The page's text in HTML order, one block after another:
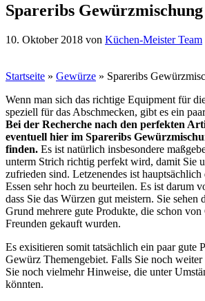
Spareribs
10. Oktober 2018 von Küchen-Meister Team
Startseite » Gewürze » Spareribs
Wenn man sich das richtige Equipment für
speziell für das Abschmecken, gibt es ein
Bei der Recherche nach den perfekten
eventuell hier im Spareribs
finden. Es ist natürlich insbesondere
unterm Strich richtig perfekt wird, damit Sie
zufrieden sind. Letzenendes ist
Essen sehr hoch zu beurteilen. Es ist darum
dass Sie das Würzen gut meistern. Sie sehen
Grund mehrere gute Produkte, die schon
Freunden gekauft wurden.
Es exisitieren somit tatsächlich ein paar gute
Gewürz Themengebiet. Falls Sie noch
Sie noch vielmehr Hinweise, die unter
könnten.